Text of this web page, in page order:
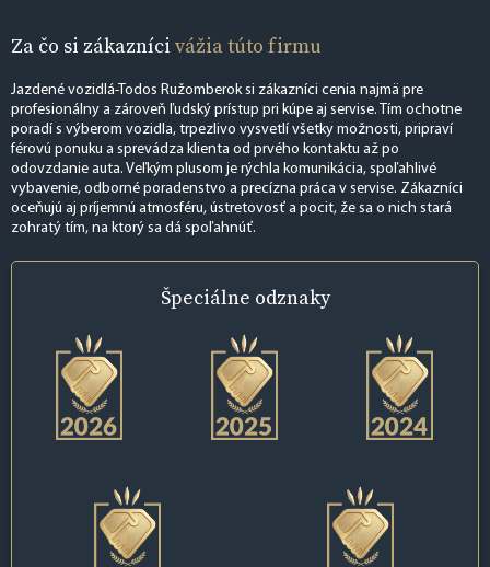
Za čo si zákazníci vážia túto firmu
Jazdené vozidlá-Todos Ružomberok si zákazníci cenia najmä pre
profesionálny a zároveň ľudský prístup pri kúpe aj servise. Tím ochotne
poradí s výberom vozidla, trpezlivo vysvetlí všetky možnosti, pripraví
férovú ponuku a sprevádza klienta od prvého kontaktu až po
odovzdanie auta. Veľkým plusom je rýchla komunikácia, spoľahlivé
vybavenie, odborné poradenstvo a precízna práca v servise. Zákazníci
oceňujú aj príjemnú atmosféru, ústretovosť a pocit, že sa o nich stará
zohratý tím, na ktorý sa dá spoľahnúť.
Špeciálne odznaky